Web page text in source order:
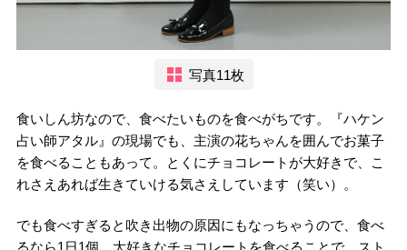
写真11枚
食いしん坊なので、食べたいものを食べがちです。『ハケン
占い師アタル』の現場でも、主演の花ちゃんを囲んでお菓子
を食べることもあって。とくにチョコレートが大好きで、こ
れさえあれば生きていける気さえしています（笑い）。
でも食べすぎると吹き出物の原因にもなっちゃうので、食べ